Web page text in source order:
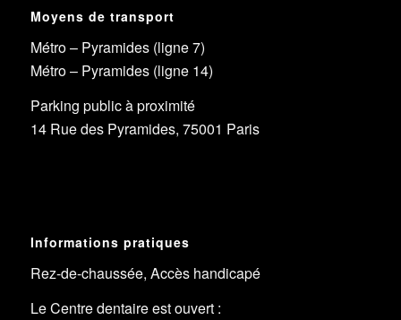
Moyens de transport
Métro – Pyramides (ligne 7)
Métro – Pyramides (ligne 14)
Parking public à proximité
14 Rue des Pyramides, 75001 Paris
Informations pratiques
Rez-de-chaussée, Accès handicapé
Le Centre dentaire est ouvert :